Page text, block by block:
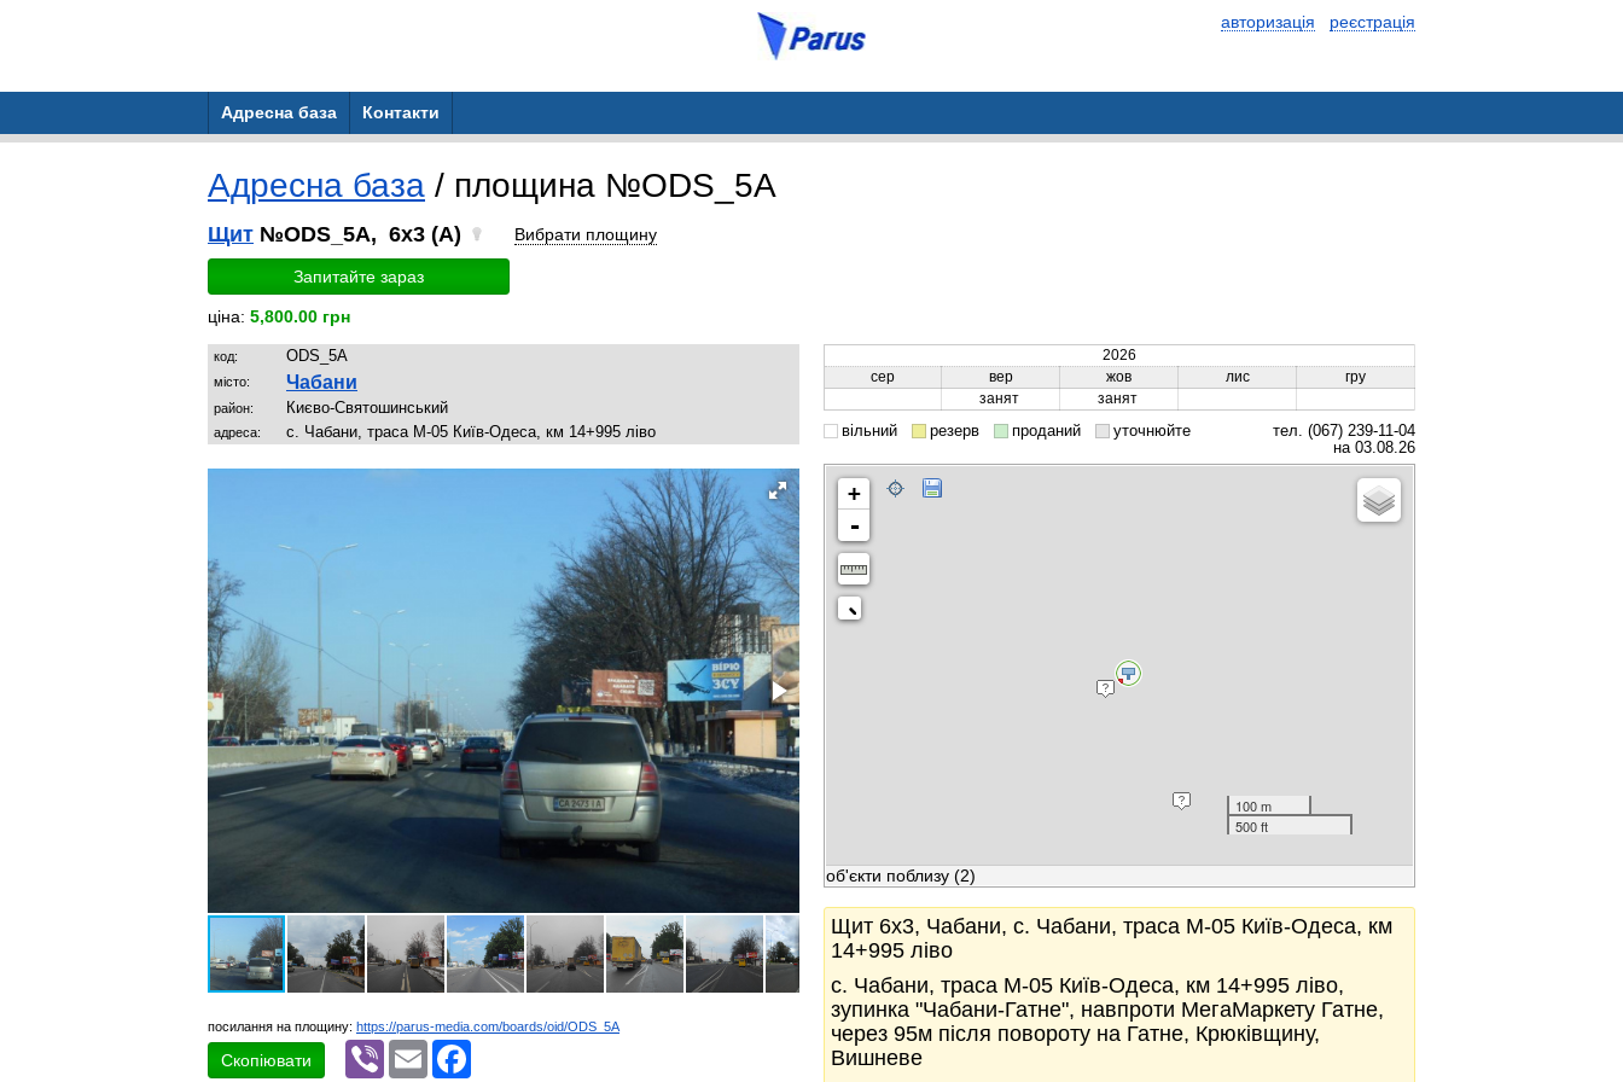
авторизація реєстрація
Адресна база Контакти
Адресна база / площина №ODS_5A
Щит №ODS_5A, 6x3 (A) Вибрати площину
Запитайте зараз
ціна: 5,800.00 грн
код: ODS_5A
місто: Чабани
район: Києво-Святошинський
адреса: с. Чабани, траса М-05 Київ-Одеса, км 14+995 ліво
посилання на площину: https://parus-media.com/boards/oid/ODS_5A
Скопіювати
Viber Email
2026
сер
вер жов лис
гру
занят
занят
вільний резерв проданий уточнюйте
тел. (067) 239-11-04
на 03.08.26
+
-
100 m
500 ft
об'єкти поблизу (2)
Щит 6x3, Чабани, с. Чабани, траса М-05 Київ-Одеса, км
14+995 ліво
с. Чабани, траса М-05 Київ-Одеса, км 14+995 ліво,
зупинка "Чабани-Гатне", навпроти МегаМаркету Гатне,
через 95м після повороту на Гатне, Крюківщину,
Вишневе